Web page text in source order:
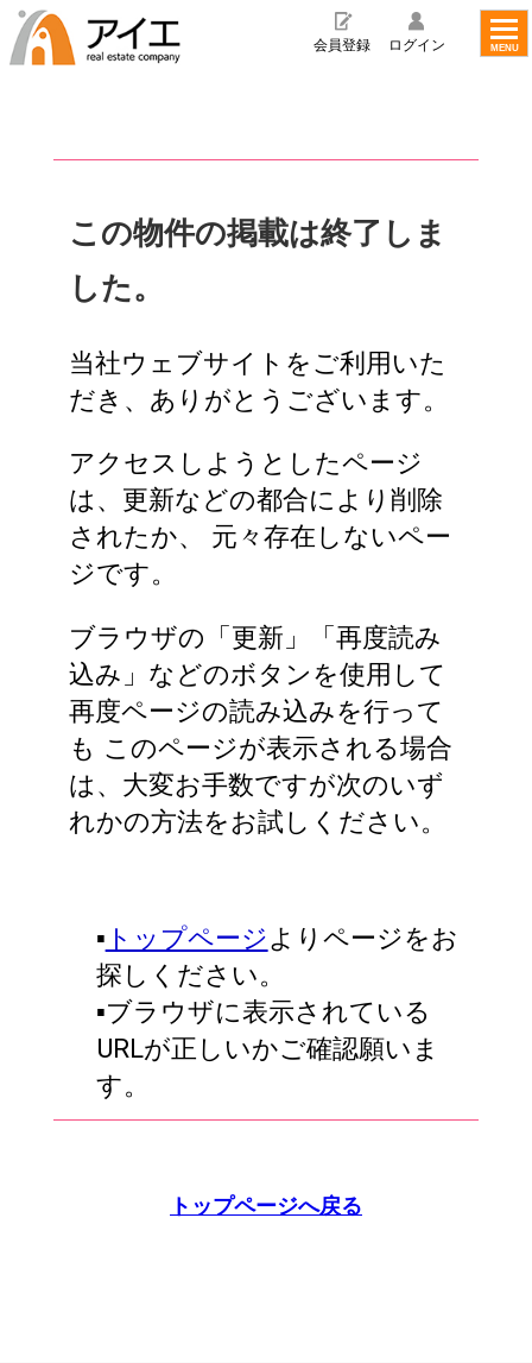
MENU
会員登録 ログイン
この物件の掲載は終了しま
した。
当社ウェブサイトをご利用いた
だき、ありがとうございます。
アクセスしようとしたページ
は、更新などの都合により削除
されたか、
元々存在しないペー
ジです。
ブラウザの「更新」「再度読み
込み」などのボタンを使用して
再度ページの読み込みを行って
も このページが表示される場合
は、大変お手数ですが次のいず
れかの方法をお試しください。
▪️ トップページよりページをお
探しください。
▪️ブラウザに表示されている
URLが正しいかご確認願いま
す。
トップページへ戻る